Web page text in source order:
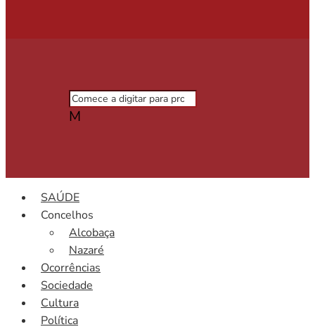
M
SAÚDE
Concelhos
Alcobaça
Nazaré
Ocorrências
Sociedade
Cultura
Política